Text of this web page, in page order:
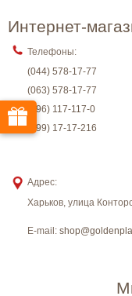
Интернет-
Телефоны:
(044) 578-17-77
(063) 578-17-77
(096) 117-117-0
(099) 17-17-216
Адрес:
Харьков, улица
E-mail: